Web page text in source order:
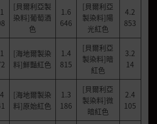
[貝爾利亞製
染料]葡萄酒
色
1.6
646
[貝爾利亞
製染料]陽
光紅色
4.2
853
[海地爾製染
料]鮮豔紅色
1.4
815
[貝爾利亞
製染料]暗
紅色
3.2
14
[海地爾製染
料]原始紅色
1.3
186
[貝爾利亞
製染料]微
暗紅色
2.4
105